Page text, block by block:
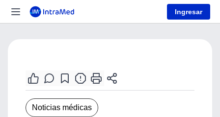
Ingresar
Noticias médicas